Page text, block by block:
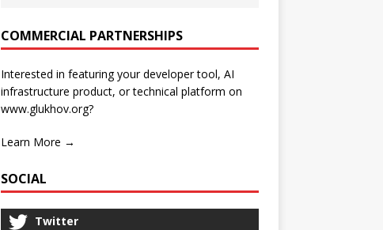
COMMERCIAL PARTNERSHIPS
Interested in featuring your developer tool, AI
infrastructure product, or technical platform on
www.glukhov.org?
Learn More →
SOCIAL
Twitter